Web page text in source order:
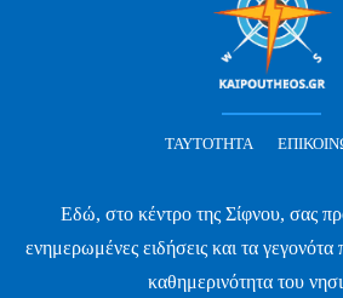
ΤΑΥΤΌΤΗΤΑ
Εδώ, στο κέντρο της Σίφνου, σας
ενημερωμένες ειδήσεις και τα
καθημερινότητα του